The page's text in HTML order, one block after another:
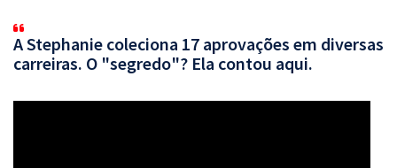
A Stephanie coleciona 17 aprovações em diversas
carreiras. O "segredo"? Ela contou aqui.